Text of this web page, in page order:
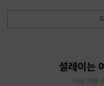
설레이는
지금 가장